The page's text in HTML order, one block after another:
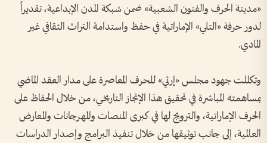
«مدينة الحرف والفنون الشعبية» ضمن شبكة المدن الإبداعية، تقديراً
لدور حرفة «التلي» الإماراتية في حفظ واستدامة التراث الثقافي غير
المادي.
وتكللت جهود مجلس «إرثي» للحرف المعاصرة على مدار العقد الماضي
بمساهمته المباشرة في تحقيق هذا الإنجاز التاريخي، من خلال الحفاظ على
الحرف الإماراتية، والترويج لها في كبرى المنصات والمهرجانات والمعارض
العالمية، إلى جانب توثيقها من خلال تنفيذ البرامج وإصدار الدراسات